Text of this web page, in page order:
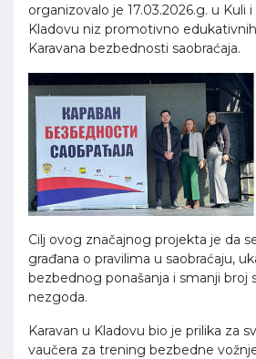
organizovalo je 17.03.2026.g. u Kuli i
Kladovu niz promotivno
Karavana bezbednosti saobraćaja.
Cilj ovog značajnog projekta je da
građana o pravilima u saobraćaju,
bezbednog ponašanja i smanji broj
nezgoda.
Karavan u Kladovu bio je prilika za
vaučera za trening bezbedne